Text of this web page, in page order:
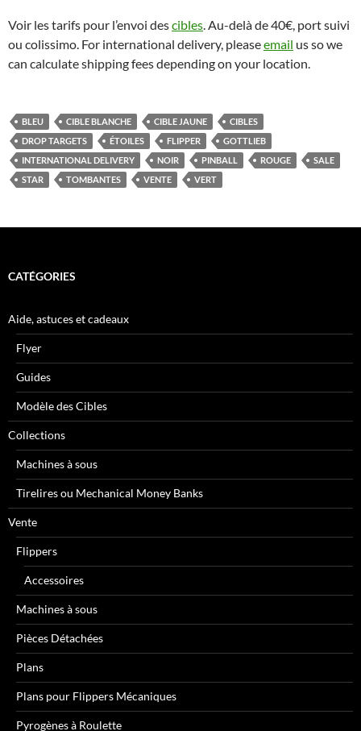
Voir les tarifs pour l’envoi descibles. Au-delà de 40€, port suivi
ou colissimo. For international delivery, pleaseemail us so we
can calculate shipping fees depending on your location.
BLEU CIBLE BLANCHE CIBLE JAUNE
CIBLES
DROP TARGETS
ÉTOILES FLIPPER
GOTTLIEB
INTERNATIONAL DELIVERY
NOIR PINBALL ROUGE
SALE
STAR
TOMBANTES VENTE VERT
CATÉGORIES
Aide, astuces et cadeaux
Flyer
Guides
Modèle des Cibles
Collections
Machines à sous
Tirelires ou Mechanical Money Banks
Vente
Flippers
Accessoires
Machines à sous
Pièces Détachées
Plans
Plans pour Flippers Mécaniques
Pyrogènes à Roulette